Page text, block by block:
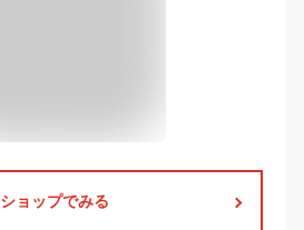
ショップでみる